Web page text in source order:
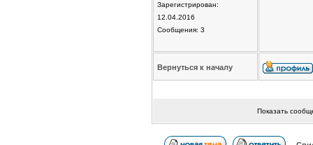
Зарегистрирован:
12.04.2016
Сообщения: 3
Вернуться к началу
Показать